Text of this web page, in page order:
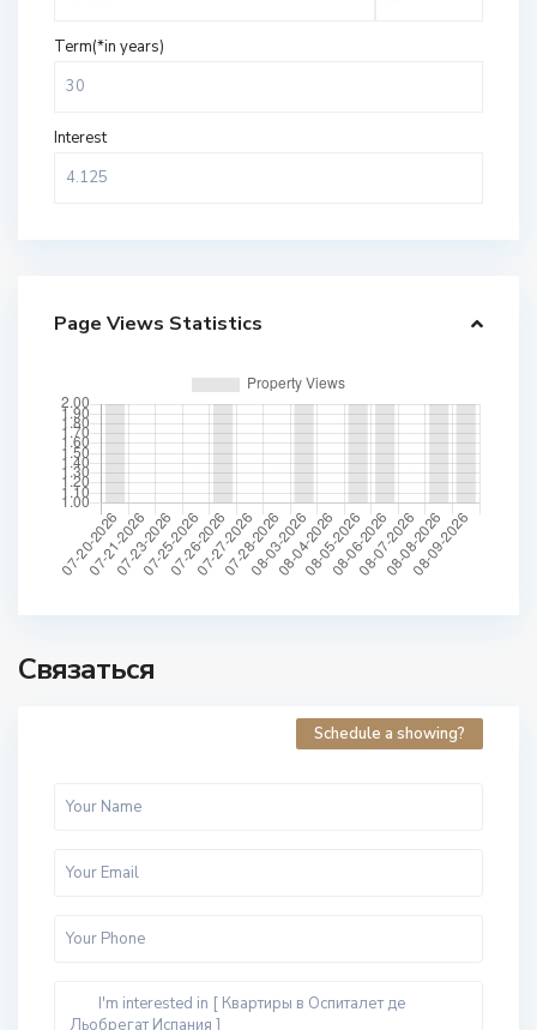
Term(*in years)
Interest
Page Views Statistics
Связаться
Schedule a showing?